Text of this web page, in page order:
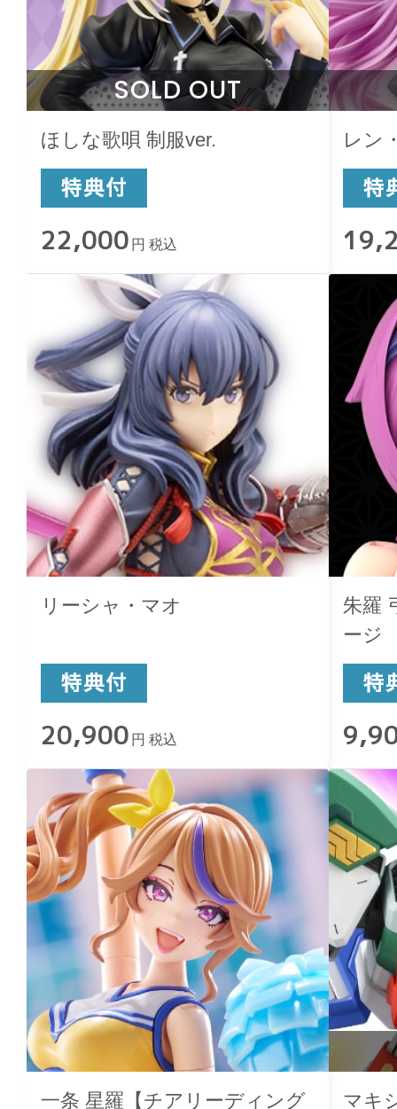
SOLD OUT
ほしな歌唄 制服ver.
22,000 円 税込
レン
リーシャ・マオ
20,900 円 税込
朱羅
ージ
一条 星羅【チアリーディング マキ